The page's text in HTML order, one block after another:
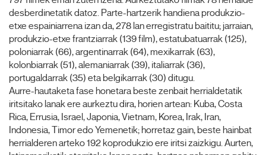
desberdinetatik datoz. Parte-hartzerik handiena produkzio-
etxe espainiarrena izan da, 278 lan erregistratu baititu; jarraian,
produkzio-etxe frantziarrak (139 film), estatubatuarrak (125),
poloniarrak (66), argentinarrak (64), mexikarrak (63),
kolonbiarrak (51), alemaniarrak (39), italiarrak (36),
portugaldarrak (35) eta belgikarrak (30) ditugu.
Aurre-hautaketa fase honetara beste zenbait herrialdetatik
iritsitako lanak ere aurkeztu dira, horien artean: Kuba, Costa
Rica, Errusia, Israel, Japonia, Vietnam, Korea, Irak, Iran,
Indonesia, Timor edo Yemenetik; horretaz gain, beste hainbat
herrialderen arteko 192 koprodukzio ere iritsi zaizkigu. Aurten,